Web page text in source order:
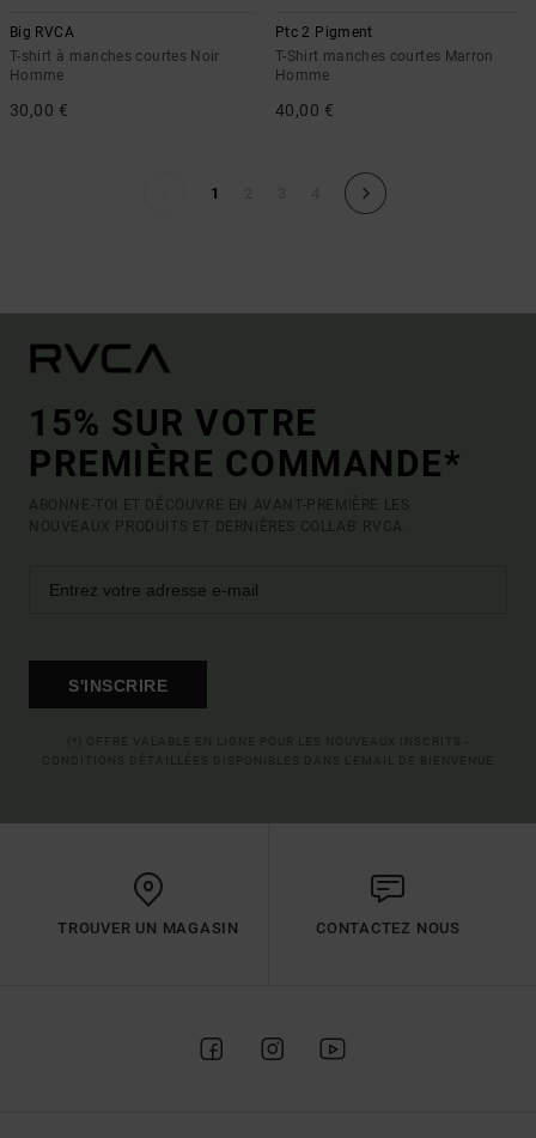
Big RVCA
T-shirt à manches courtes Noir
Homme
30,00 €
Ptc 2 Pigment
T-Shirt manches courtes Marron
Homme
40,00 €
1
15% SUR VOTRE
PREMIÈRE COMMANDE*
ABONNE-TOI ET DÉCOUVRE EN AVANT-PREMIÈRE LES
NOUVEAUX PRODUITS ET DERNIÈRES COLLAB' RVCA.
S'INSCRIRE
TROUVER UN MAGASIN CONTACTEZ NOUS